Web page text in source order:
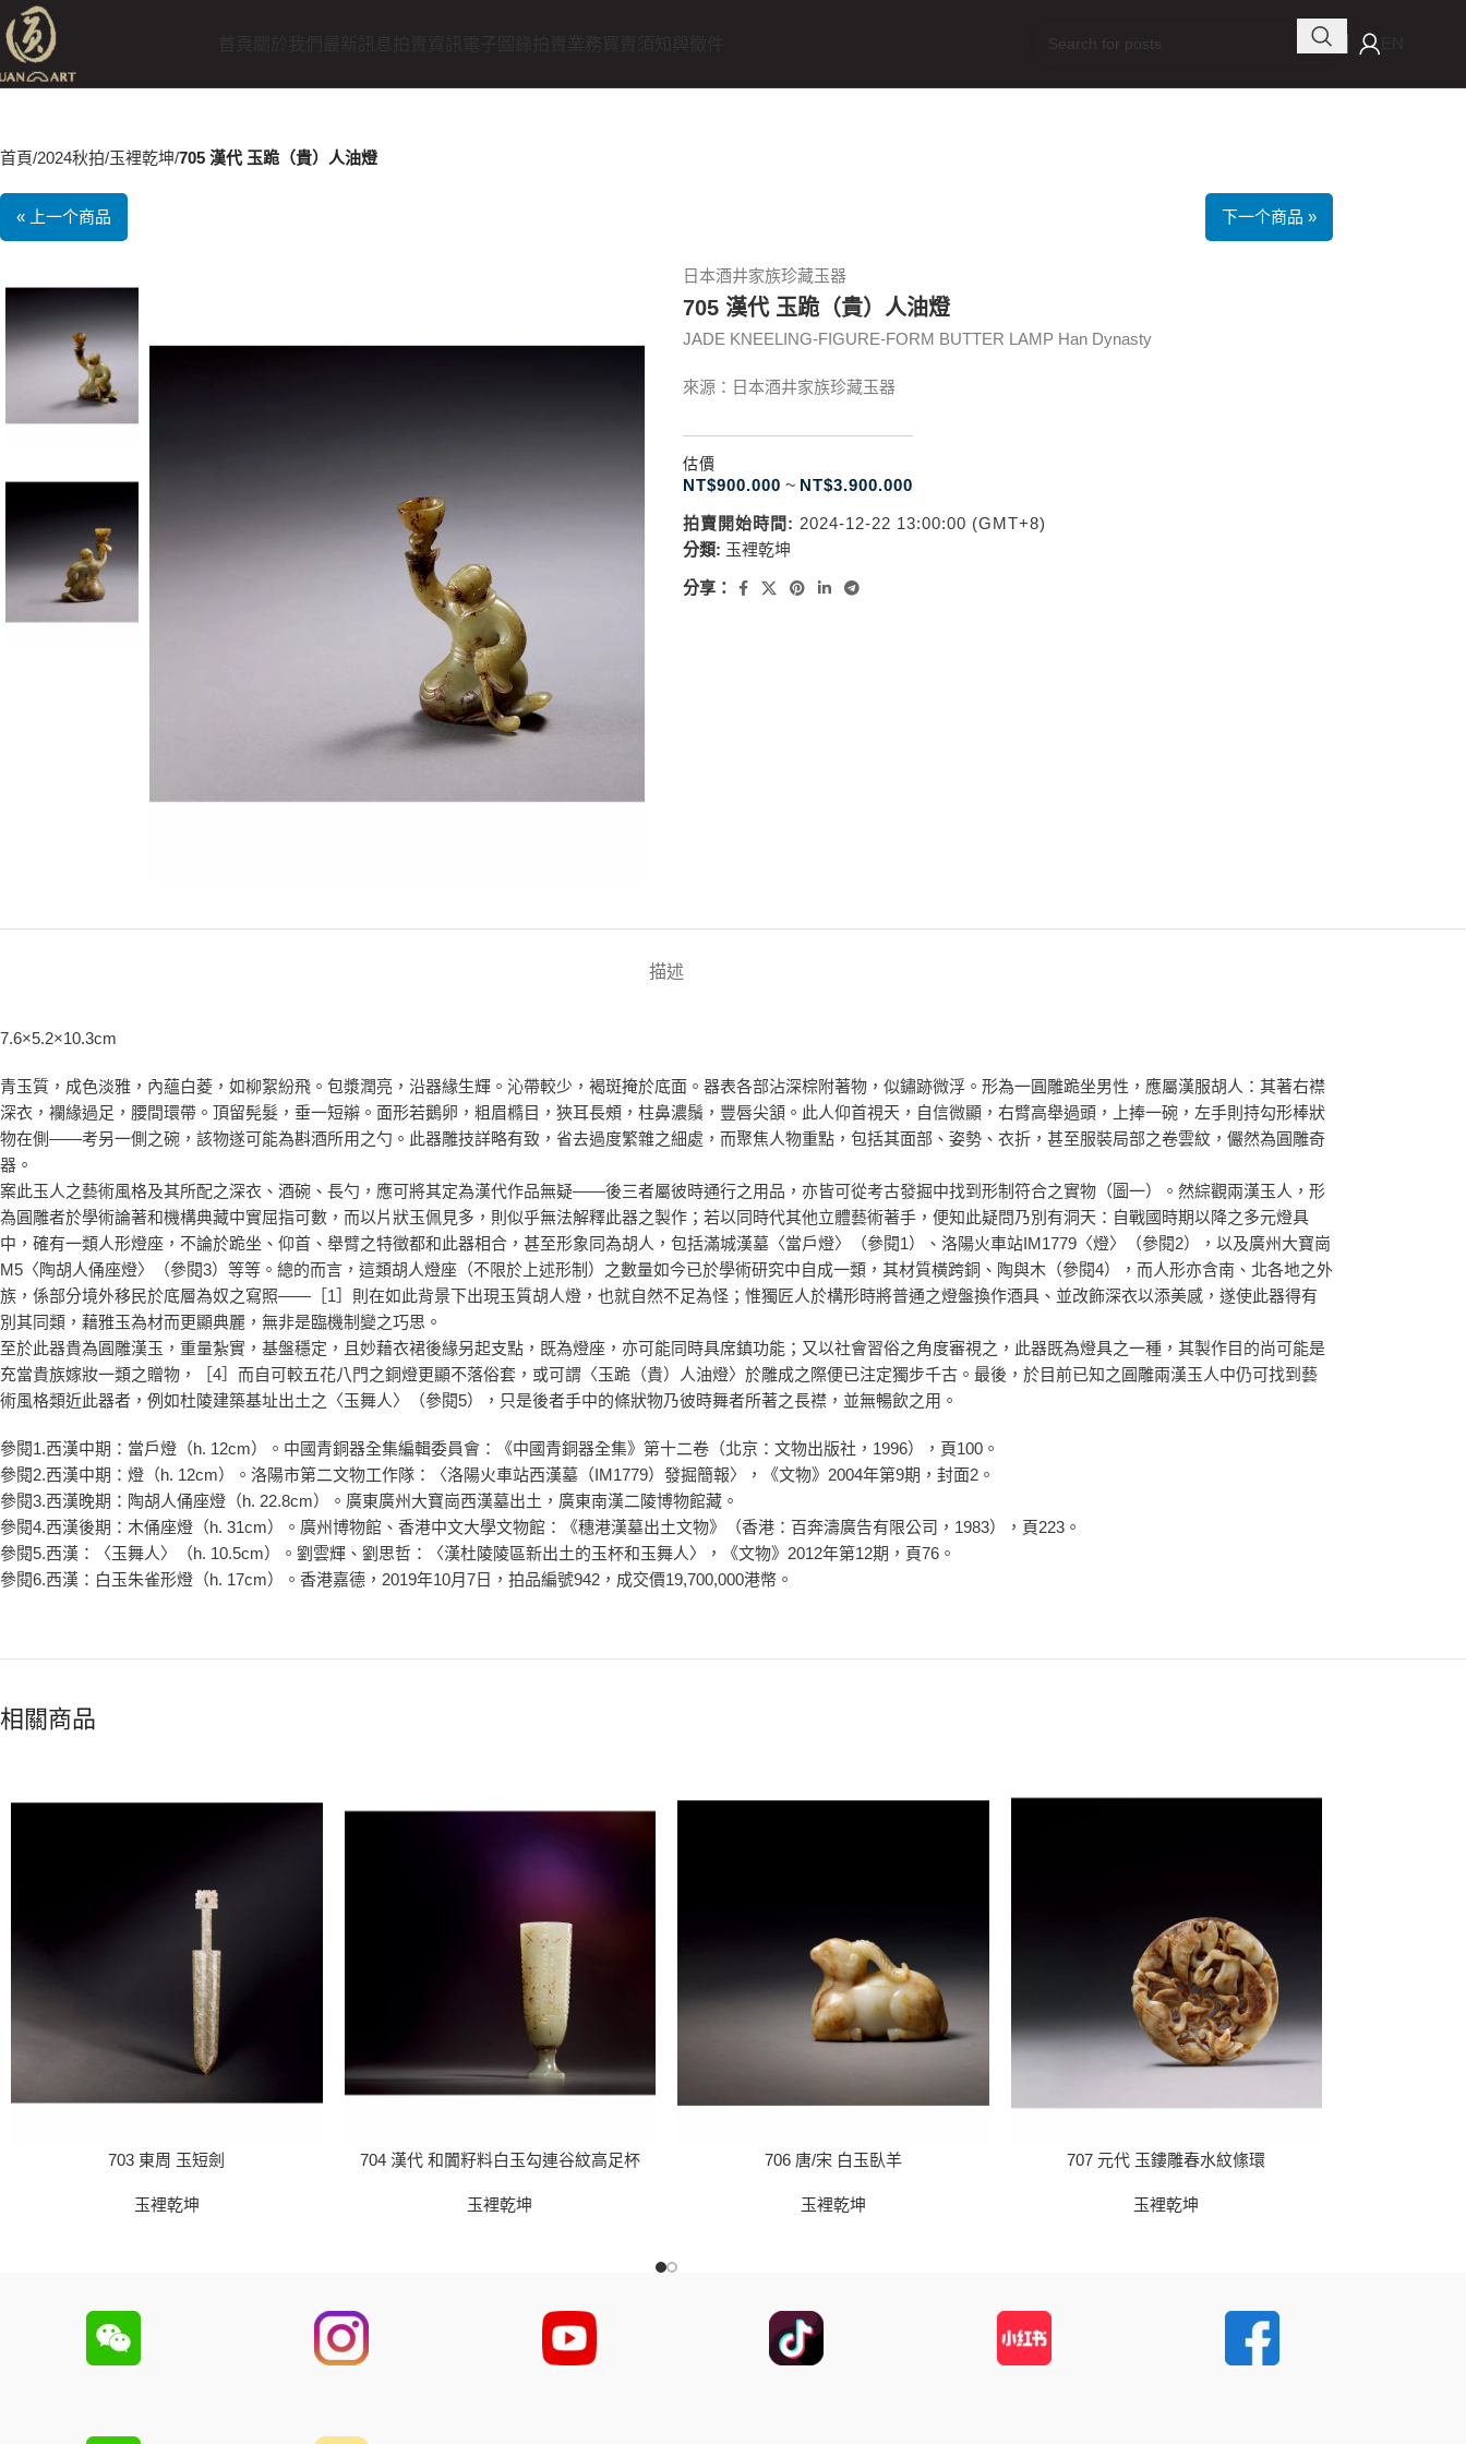
首頁 2024秋拍 玉裡乾坤 705 漢代 玉跪（貴）人油燈
« 上一个商品 下一个商品 »
日本酒井家族珍藏玉器
705 漢代 玉跪（貴）人油燈
JADE KNEELING-FIGURE-FORM BUTTER LAMP Han Dynasty
來源：日本酒井家族珍藏玉器
估價
NT$900.000 ~ NT$3.900.000
拍賣開始時間: 2024-12-22 13:00:00 (GMT+8)
分類: 玉裡乾坤
分享：
描述
7.6×5.2×10.3cm
青玉質，成色淡雅，內蘊白菱，如柳絮紛飛。包漿潤亮，沿器緣生輝。沁帶較少，褐斑掩於底面。器表各部沾深棕附著物，似鏽跡微浮。形為一圓雕跪坐男性，應屬漢服胡人：其著右襟
深衣，襴緣過足，腰間環帶。頂留髡髮，垂一短辮。面形若鵝卵，粗眉橢目，狹耳長頰，柱鼻濃鬚，豐唇尖頷。此人仰首視天，自信微顯，右臂高舉過頭，上捧一碗，左手則持勾形棒狀
物在側——考另一側之碗，該物遂可能為斟酒所用之勺。此器雕技詳略有致，省去過度繁雜之細處，而聚焦人物重點，包括其面部、姿勢、衣折，甚至服裝局部之卷雲紋，儼然為圓雕奇
器。
案此玉人之藝術風格及其所配之深衣、酒碗、長勺，應可將其定為漢代作品無疑——後三者屬彼時通行之用品，亦皆可從考古發掘中找到形制符合之實物（圖一）。然綜觀兩漢玉人，形
為圓雕者於學術論著和機構典藏中實屈指可數，而以片狀玉佩見多，則似乎無法解釋此器之製作；若以同時代其他立體藝術著手，便知此疑問乃別有洞天：自戰國時期以降之多元燈具
中，確有一類人形燈座，不論於跪坐、仰首、舉臂之特徵都和此器相合，甚至形象同為胡人，包括滿城漢墓〈當戶燈〉（參閱1）、洛陽火車站IM1779〈燈〉（參閱2），以及廣州大寶崗
M5〈陶胡人俑座燈〉（參閱3）等等。總的而言，這類胡人燈座（不限於上述形制）之數量如今已於學術研究中自成一類，其材質橫跨銅、陶與木（參閱4），而人形亦含南、北各地之外
族，係部分境外移民於底層為奴之寫照——［1］則在如此背景下出現玉質胡人燈，也就自然不足為怪；惟獨匠人於構形時將普通之燈盤換作酒具、並改飾深衣以添美感，遂使此器得有
別其同類，藉雅玉為材而更顯典麗，無非是臨機制變之巧思。
至於此器貴為圓雕漢玉，重量紮實，基盤穩定，且妙藉衣裙後緣另起支點，既為燈座，亦可能同時具席鎮功能；又以社會習俗之角度審視之，此器既為燈具之一種，其製作目的尚可能是
充當貴族嫁妝一類之贈物，［4］而自可較五花八門之銅燈更顯不落俗套，或可謂〈玉跪（貴）人油燈〉於雕成之際便已注定獨步千古。最後，於目前已知之圓雕兩漢玉人中仍可找到藝
術風格類近此器者，例如杜陵建築基址出土之〈玉舞人〉（參閱5），只是後者手中的條狀物乃彼時舞者所著之長襟，並無暢飲之用。
參閱1.西漢中期：當戶燈（h. 12cm）。中國青銅器全集編輯委員會：《中國青銅器全集》第十二卷（北京：文物出版社，1996），頁100。
參閱2.西漢中期：燈（h. 12cm）。洛陽市第二文物工作隊：〈洛陽火車站西漢墓（IM1779）發掘簡報〉，《文物》2004年第9期，封面2。
參閱3.西漢晚期：陶胡人俑座燈（h. 22.8cm）。廣東廣州大寶崗西漢墓出土，廣東南漢二陵博物館藏。
參閱4.西漢後期：木俑座燈（h. 31cm）。廣州博物館、香港中文大學文物館：《穗港漢墓出土文物》（香港：百奔濤廣告有限公司，1983），頁223。
參閱5.西漢：〈玉舞人〉（h. 10.5cm）。劉雲輝、劉思哲：〈漢杜陵陵區新出土的玉杯和玉舞人〉，《文物》2012年第12期，頁76。
參閱6.西漢：白玉朱雀形燈（h. 17cm）。香港嘉德，2019年10月7日，拍品編號942，成交價19,700,000港幣。
相關商品
703 東周 玉短劍
玉裡乾坤
704 漢代 和闐籽料白玉勾連谷紋高足杯
玉裡乾坤
706 唐/宋 白玉臥羊
玉裡乾坤
707 元代 玉鏤雕春水紋絛環
玉裡乾坤